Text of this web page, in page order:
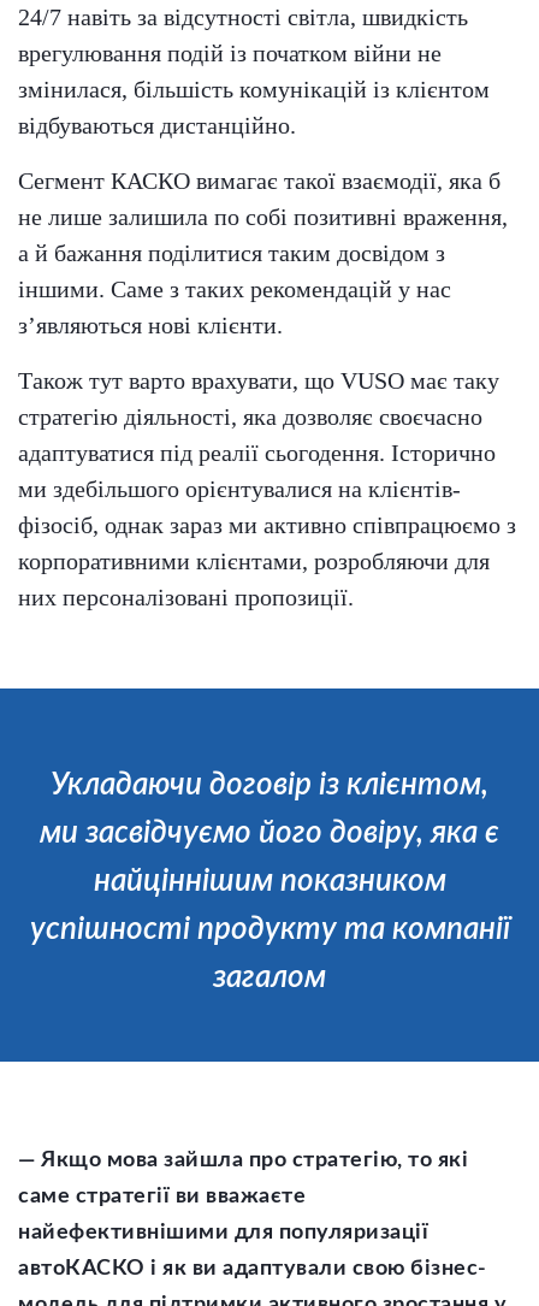
24/7 навіть за відсутності світла, швидкість
врегулювання подій із початком війни не
змінилася, більшість комунікацій із клієнтом
відбуваються дистанційно.
Сегмент КАСКО вимагає такої взаємодії, яка б
не лише залишила по собі позитивні враження,
а й бажання поділитися таким досвідом з
іншими. Саме з таких рекомендацій у нас
з’являються нові клієнти.
Також тут варто врахувати, що VUSO має таку
стратегію діяльності, яка дозволяє своєчасно
адаптуватися під реалії сьогодення. Історично
ми здебільшого орієнтувалися на клієнтів-
фізосіб, однак зараз ми активно співпрацюємо з
корпоративними клієнтами, розробляючи для
них персоналізовані пропозиції.
Укладаючи договір із клієнтом,
ми засвідчуємо його довіру, яка є
найціннішим показником
успішності продукту та компанії
загалом
— Якщо мова зайшла про стратегію, то які
саме стратегії ви вважаєте
найефективнішими для популяризації
автоКАСКО і як ви адаптували свою бізнес-